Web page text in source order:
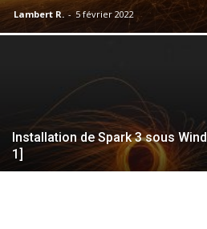
Lambert R. - 5 février 2022
Installation de Spark 3 sous
1]